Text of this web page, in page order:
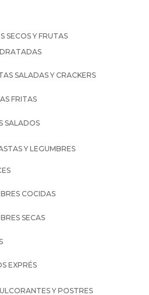
SECOS Y FRUTAS
SALADAS Y CRACKERS
FRITAS
SALADOS
Y LEGUMBRES
COCIDAS
SECAS
EXPRÉS
Y POSTRES